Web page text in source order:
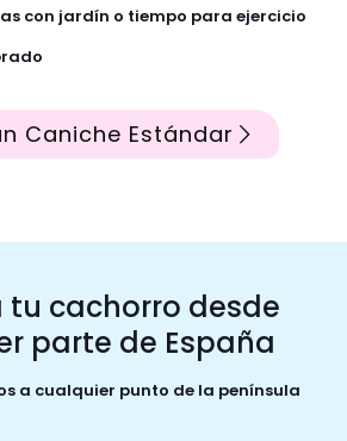
con jardín o tiempo para ejercicio
Caniche Estándar
tu cachorro desde
parte de España
a cualquier punto de la península